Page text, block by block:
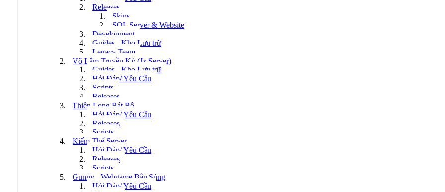
Releases
Skins
SQL Server & Website
Development
Guides - Kho Lưu trữ
Legacy Team
Võ Lâm Truyền Kỳ (Jx Server)
Guides - Kho Lưu trữ
Hỏi Đáp/ Yêu Cầu
Scripts
Releases
Thiên Long Bát Bộ
Hỏi Đáp/ Yêu Cầu
Releases
Scripts
Kiếm Thế Server
Hỏi Đáp/ Yêu Cầu
Releases
Scripts
Gunny - Webgame Bắn Súng
Hỏi Đáp/ Yêu Cầu